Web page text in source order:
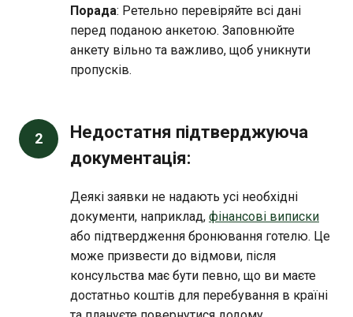
Порада: Ретельно перевіряйте всі дані
перед поданою анкетою. Заповнюйте
анкету вільно та важливо, щоб уникнути
пропусків.
2
Недостатня підтверджуюча
документація:
Деякі заявки не надають усі необхідні
документи, наприклад, фінансові виписки
або підтвердження бронювання готелю. Це
може призвести до відмови, після
консульства має бути певно, що ви маєте
достатньо коштів для перебування в країні